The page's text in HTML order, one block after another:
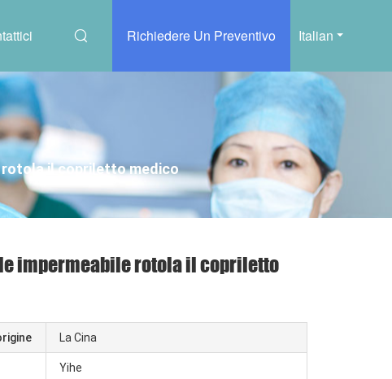
Italian
Richiedere Un Preventivo
rotola il copriletto medico
impermeabile rotola il copriletto
La Cina
Yihe